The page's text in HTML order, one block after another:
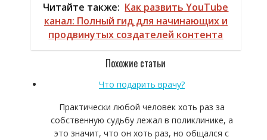
Читайте также: Как развить YouTube
канал: Полный гид для начинающих и
продвинутых создателей контента
Похожие статьи
Что подарить врачу?
Практически любой человек хоть раз за
собственную судьбу лежал в поликлинике, а
это значит, что он хоть раз, но общался с